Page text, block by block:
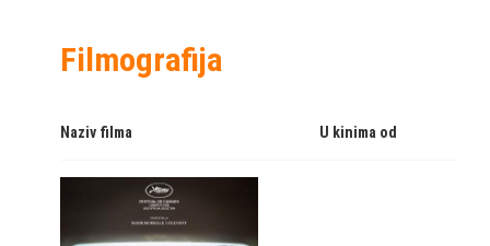
Filmografija
Naziv filma U kinima od